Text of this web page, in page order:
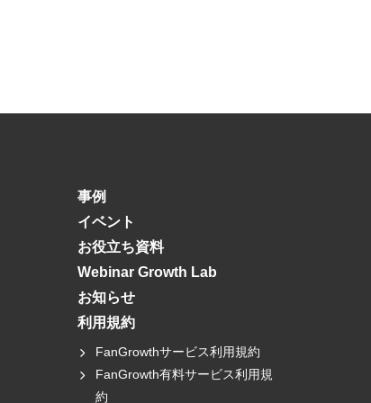
事例
イベント
お役立ち資料
Webinar Growth Lab
お知らせ
利用規約
FanGrowthサービス利用規約
FanGrowth有料サービス利用規
約